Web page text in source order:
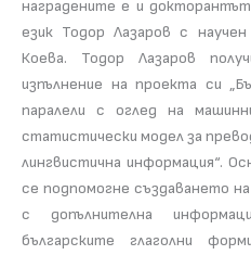
наградените е и
език Тодор Лазаров с
Коева. Тодор Лазаров
изпълнение на проекта си
паралели с оглед на
статистически модел за
лингвистична информация“.
се подпомогне създаването
с допълнителна
българските глаголни